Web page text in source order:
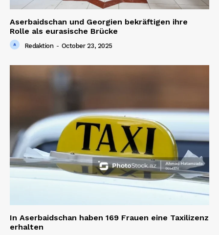
Aserbaidschan und Georgien bekräftigen ihre
Rolle als eurasische Brücke
Redaktion - October 23, 2025
In Aserbaidschan haben 169 Frauen eine Taxilizenz
erhalten